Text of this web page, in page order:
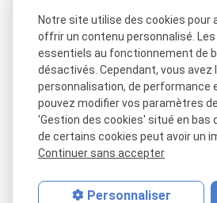
Notre site utilise des cookies pour
offrir un contenu personnalisé.
essentiels au fonctionnement de
désactivés. Cependant, vous
personnalisation, de performance
pouvez modifier vos paramètres
'Gestion des cookies' situé en bas
de certains cookies peut avoir un
Continuer sans accepter
Personnaliser